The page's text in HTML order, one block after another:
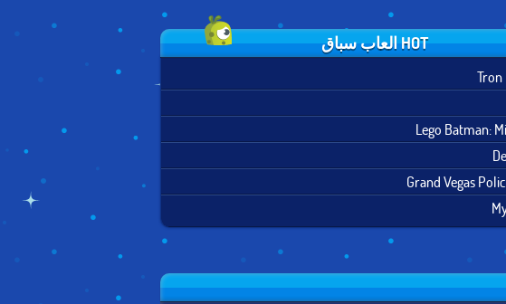
HOT العاب سباق
Tron
Lego Batman:
Grand Vegas